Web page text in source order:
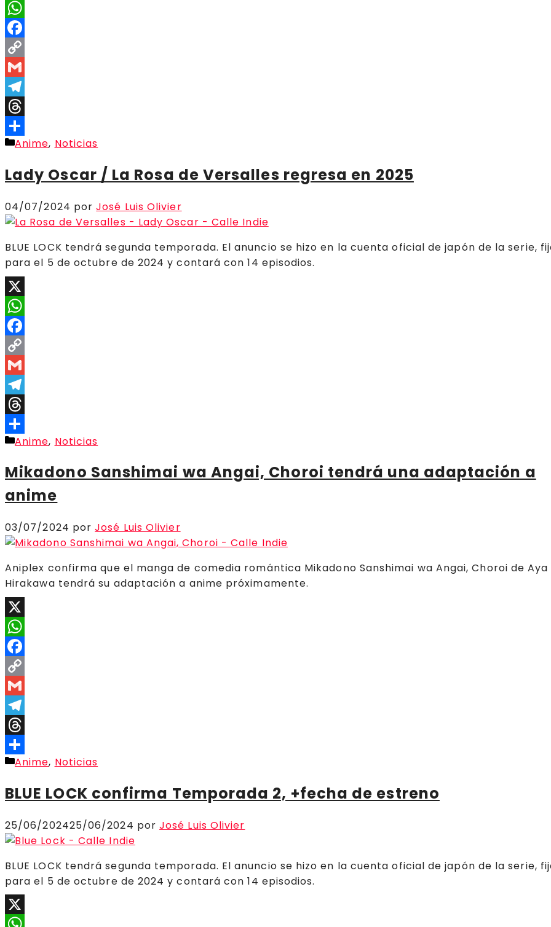
X
WhatsApp
Facebook
Copy
Link
Gmail
Telegram
Threads
Compartir
Categorías
Anime, Noticias
Lady Oscar / La Rosa de Versalles regresa en 2025
04/07/2024 porJosé Luis Olivier
BLUE LOCK tendrá segunda temporada. El anuncio se hizo en la cuenta oficial de japón de la serie,
para el 5 de octubre de 2024 y contará con 14 episodios.
X
WhatsApp
Facebook
Copy
Link
Gmail
Telegram
Threads
Compartir
Categorías
Anime, Noticias
Mikadono Sanshimai wa Angai, Choroi tendrá una adaptación a
anime
03/07/2024 porJosé Luis Olivier
Aniplex confirma que el manga de comedia romántica Mikadono Sanshimai wa Angai, Choroi de Aya
Hirakawa tendrá su adaptación a anime próximamente.
X
WhatsApp
Facebook
Copy
Link
Gmail
Telegram
Threads
Compartir
Categorías
Anime, Noticias
BLUE LOCK confirma Temporada 2, +fecha de estreno
25/06/202425/06/2024 porJosé Luis Olivier
BLUE LOCK tendrá segunda temporada. El anuncio se hizo en la cuenta oficial de japón de la serie,
para el 5 de octubre de 2024 y contará con 14 episodios.
X